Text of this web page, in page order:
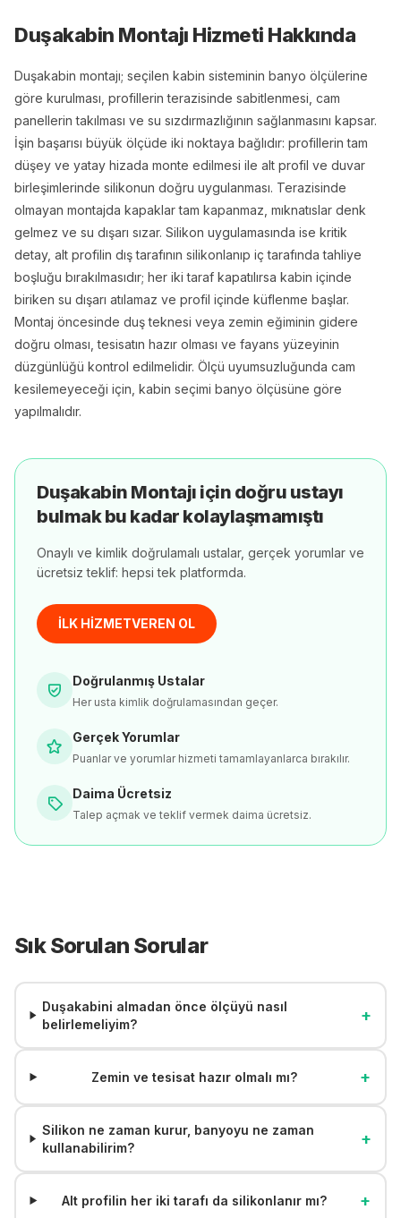
Duşakabin Montajı Hizmeti Hakkında
Duşakabin montajı; seçilen kabin sisteminin banyo ölçülerine
göre kurulması, profillerin terazisinde sabitlenmesi, cam
panellerin takılması ve su sızdırmazlığının sağlanmasını kapsar.
İşin başarısı büyük ölçüde iki noktaya bağlıdır: profillerin tam
düşey ve yatay hizada monte edilmesi ile alt profil ve duvar
birleşimlerinde silikonun doğru uygulanması. Terazisinde
olmayan montajda kapaklar tam kapanmaz, mıknatıslar denk
gelmez ve su dışarı sızar. Silikon uygulamasında ise kritik
detay, alt profilin dış tarafının silikonlanıp iç tarafında tahliye
boşluğu bırakılmasıdır; her iki taraf kapatılırsa kabin içinde
biriken su dışarı atılamaz ve profil içinde küflenme başlar.
Montaj öncesinde duş teknesi veya zemin eğiminin gidere
doğru olması, tesisatın hazır olması ve fayans yüzeyinin
düzgünlüğü kontrol edilmelidir. Ölçü uyumsuzluğunda cam
kesilemeyeceği için, kabin seçimi banyo ölçüsüne göre
yapılmalıdır.
Duşakabin Montajı için doğru ustayı
bulmak bu kadar kolaylaşmamıştı
Onaylı ve kimlik doğrulamalı ustalar, gerçek yorumlar ve
ücretsiz teklif: hepsi tek platformda.
İLK HİZMETVEREN OL
Doğrulanmış Ustalar
Her usta kimlik doğrulamasından geçer.
Gerçek Yorumlar
Puanlar ve yorumlar hizmeti tamamlayanlarca bırakılır.
Daima Ücretsiz
Talep açmak ve teklif vermek daima ücretsiz.
Sık Sorulan Sorular
Duşakabini almadan önce ölçüyü nasıl
belirlemeliyim?
+
Zemin ve tesisat hazır olmalı mı? +
Silikon ne zaman kurur, banyoyu ne zaman
kullanabilirim?
+
Alt profilin her iki tarafı da silikonlanır mı? +